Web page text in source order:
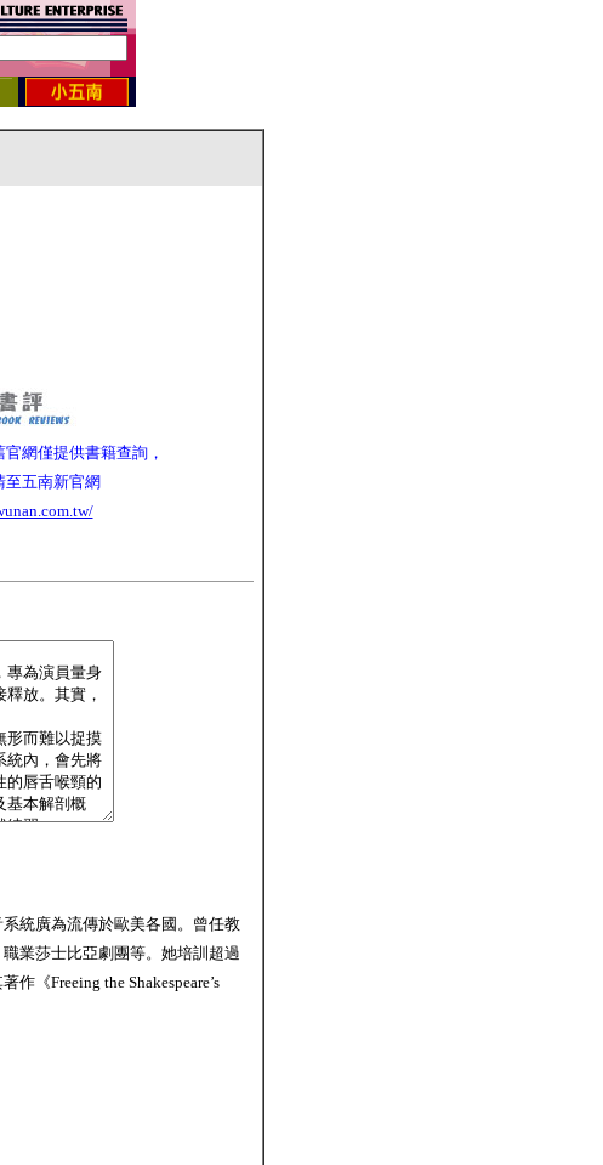
網僅提供書籍查詢，
至五南新官網
統廣為流傳於歐美各國。曾任教
業莎士比亞劇團等。她培訓超過
《Freeing the Shakespeare’s